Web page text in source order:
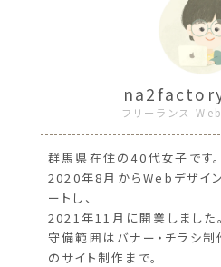
フリーランス
群馬県在住の40代女子です。
2020年8月からWebデザイ
ートし、
2021年11月に開業しました。
守備範囲はバナー・チラシ
のサイト制作まで。